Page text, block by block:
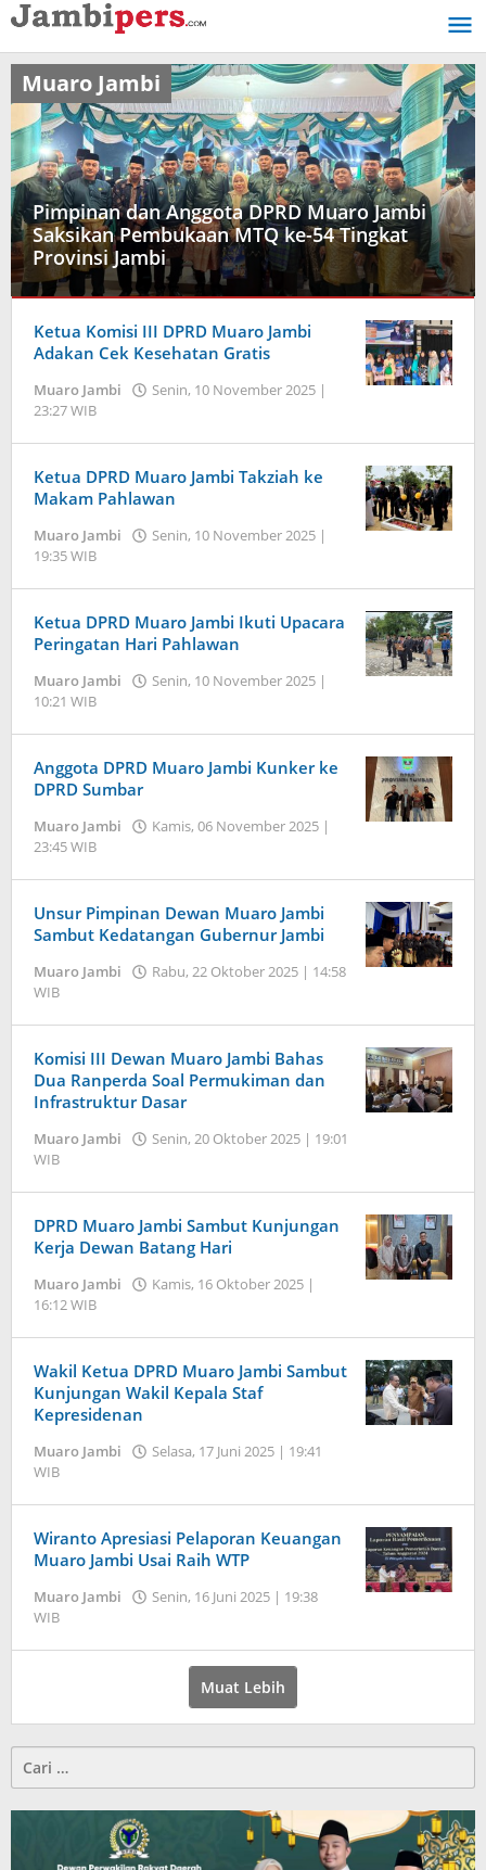
Lewati
ke
konten
Pimpinan dan Anggota DPRD Muaro Jambi
Saksikan Pembukaan MTQ ke-54 Tingkat
Provinsi Jambi
Jambi
November
23:17
WIB
Jambi
Pers
Muaro Jambi
Ketua Komisi III DPRD Muaro Jambi
Adakan Cek Kesehatan Gratis
Muaro Jambi
Senin, 10 November 2025 |
23:27 WIB
Ketua DPRD Muaro Jambi Takziah ke
Makam Pahlawan
Muaro Jambi
Senin, 10 November 2025 |
19:35 WIB
Ketua DPRD Muaro Jambi Ikuti Upacara
Peringatan Hari Pahlawan
Muaro Jambi
Senin, 10 November 2025 |
10:21 WIB
Anggota DPRD Muaro Jambi Kunker ke
DPRD Sumbar
Muaro Jambi
Kamis, 06 November 2025 |
23:45 WIB
Unsur Pimpinan Dewan Muaro Jambi
Sambut Kedatangan Gubernur Jambi
Muaro Jambi
Rabu, 22 Oktober 2025 | 14:58
WIB
Komisi III Dewan Muaro Jambi Bahas
Dua Ranperda Soal Permukiman dan
Infrastruktur Dasar
Muaro Jambi
Senin, 20 Oktober 2025 | 19:01
WIB
DPRD Muaro Jambi Sambut Kunjungan
Kerja Dewan Batang Hari
Muaro Jambi
Kamis, 16 Oktober 2025 |
16:12 WIB
Wakil Ketua DPRD Muaro Jambi Sambut
Kunjungan Wakil Kepala Staf
Kepresidenan
Muaro Jambi
Selasa, 17 Juni 2025 | 19:41
WIB
Wiranto Apresiasi Pelaporan Keuangan
Muaro Jambi Usai Raih WTP
Muaro Jambi
Senin, 16 Juni 2025 | 19:38
WIB
Muat Lebih
Cari
untuk: